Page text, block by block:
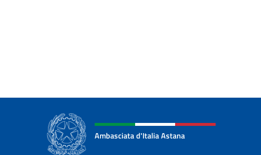
Ambasciata d'Italia Astana